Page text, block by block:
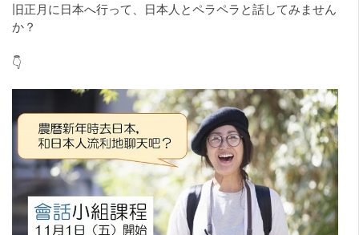
旧正月に日本へ行って、日本人とペラペラと話してみません
か？
👇